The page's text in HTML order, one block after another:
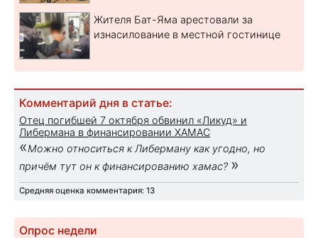
Жителя Бат-Яма арестовали за
изнасилование в местной гостинице
Комментарий дня в статье:
Отец погибшей 7 октября обвинил «Ликуд» и
Либермана в финансировании ХАМАС
«Можно относиться к Либерману как угодно, но
причём тут он к финансированию хамас? »
Средняя оценка комментария: 13
Опрос недели